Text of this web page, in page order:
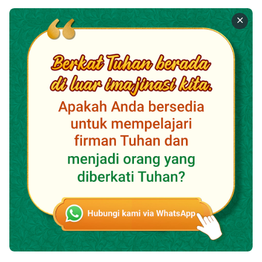
Tuhan mendengar. Ketika Tuhan mendengar, Dia
melihat kesulitanmu, dan Dia akan mencerahkan,
membimbing, dan membantumu.
Memandang Tuhan dan Mengandalkan Dia Adalah
Hikmat Terbesar
1 Terlepas dari seberapa banyak kebenaran yang
dipahami orang, seberapa banyak tugas yang telah
dilaksanakan orang, seberapa banyak yang telah
dialami orang saat melaksanakan tugas-tugas
tersebut, seberapa besar atau kecil tingkat
pertumbuhan orang, atau jenis lingkungan semacam
dia berada, sikap yang harus orang miliki adalah bahwa
dia harus memandang kepada Tuhan dan
mengandalkan Dia dalam segala sesuatu yang dia